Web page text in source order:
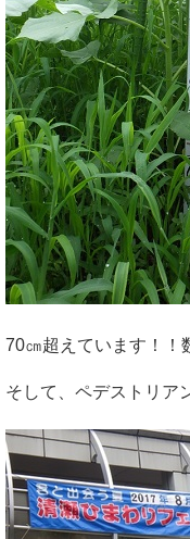
70㎝超えています！！
そして、ペデストリア